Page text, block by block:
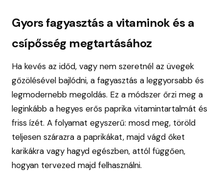
Gyors fagyasztás a vitaminok és a
csípősség megtartásához
Ha kevés az időd, vagy nem szeretnél az üvegek
gőzölésével bajlódni, a fagyasztás a leggyorsabb és
legmodernebb megoldás. Ez a módszer őrzi meg a
leginkább a hegyes erős paprika vitamintartalmát és
friss ízét. A folyamat egyszerű: mosd meg, töröld
teljesen szárazra a paprikákat, majd vágd őket
karikákra vagy hagyd egészben, attól függően,
hogyan tervezed majd felhasználni.